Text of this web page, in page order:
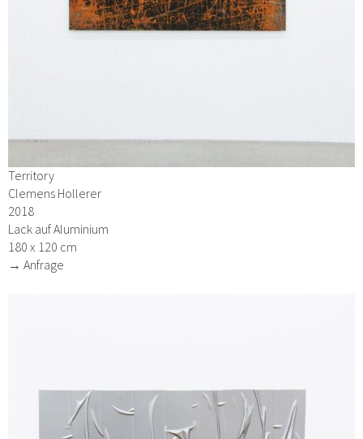
Territory
Clemens Hollerer
2018
Lack auf Aluminium
180 x 120 cm
→ Anfrage